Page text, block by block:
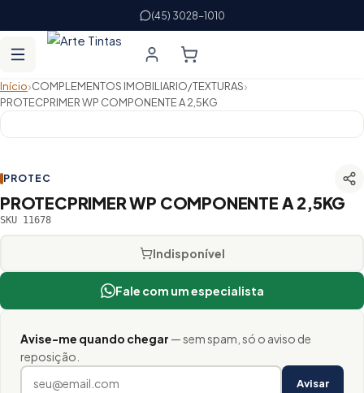
(45) 3028-1010
Início›COMPLEMENTOS IMOBILIARIO/TEXTURAS›
PROTECPRIMER WP COMPONENTE A 2,5KG
PROTEC
PROTECPRIMER WP COMPONENTE A 2,5KG
SKU 11678
Indisponível
Fale com um especialista
Avise-me quando chegar — sem spam, só o aviso de
reposição.
Avisar